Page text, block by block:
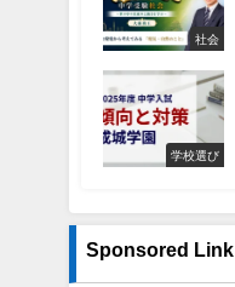
社会
学校選び
Sponsored Link